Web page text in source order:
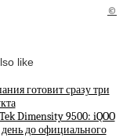
©
like
готовит сразу три
Dimensity 9500: iQOO
день до официального